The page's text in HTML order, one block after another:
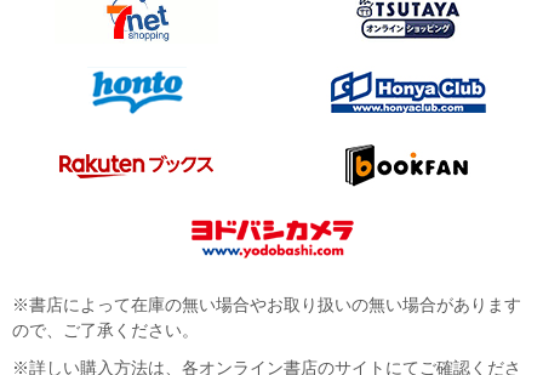
※書店によって在庫の無い場合やお取り扱いの無い場合があります
ので、ご了承ください。
※詳しい購入方法は、各オンライン書店のサイトにてご確認くださ